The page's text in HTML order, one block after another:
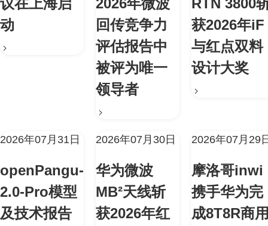
议在上海启
动
2026年微波
回传竞争力
评估报告中
被评为唯一
领导者
RTN 3800
获2026年iF
与红点双料
设计大奖
2026年07月31日
openPangu-
2.0-Pro模型
及技术报告
2026年07月30日
华为微波
MB²天线斩
获2026年红
2026年07月29
摩洛哥inwi
携手华为完
成8T8R商